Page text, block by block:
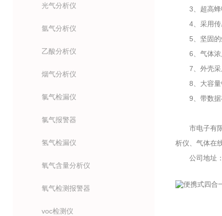
光气分析仪
氩气分析仪
乙酸分析仪
烟气分析仪
氯气检漏仪
氯气报警器
氢气检漏仪
氧气含量分析仪
氧气检测报警器
voc检测仪
3、超高蜂
4、采用传
5、坚固的
6、气体浓
7、外壳采用
8、大容量
9、带数据存
市电子有限
析仪、气体在
公司地址：